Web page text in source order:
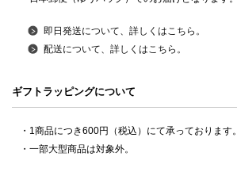
即日発送について、詳しくはこちら。
配送について、詳しくはこちら。
ギフトラッピングについて
・1商品につき600円（税込）にて承っております。
・一部大型商品は対象外。